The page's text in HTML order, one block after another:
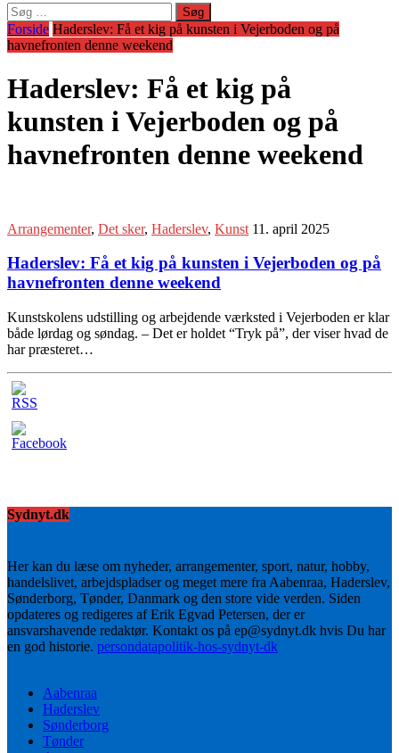
Søg
efter:
Forside Haderslev: Få et kig på kunsten i Vejerboden og på
havnefronten denne weekend
Haderslev: Få et kig på
kunsten i Vejerboden og på
havnefronten denne weekend
Arrangementer, Det sker, Haderslev, Kunst 11. april 2025
Haderslev: Få et kig på kunsten i Vejerboden og på
havnefronten denne weekend
Kunstskolens udstilling og arbejdende værksted i Vejerboden er klar
både lørdag og søndag. – Det er holdet “Tryk på”, der viser hvad de
har præsteret…
Sydnyt.dk
Her kan du læse om nyheder, arrangementer, sport, natur, hobby,
handelslivet, arbejdspladser og meget mere fra Aabenraa, Haderslev,
Sønderborg, Tønder, Danmark og den store vide verden. Siden
opdateres og redigeres af Erik Egvad Petersen, der er
ansvarshavende redaktør. Kontakt os på ep@sydnyt.dk hvis Du har
en god historie. persondatapolitik-hos-sydnyt-dk
Aabenraa
Haderslev
Sønderborg
Tønder